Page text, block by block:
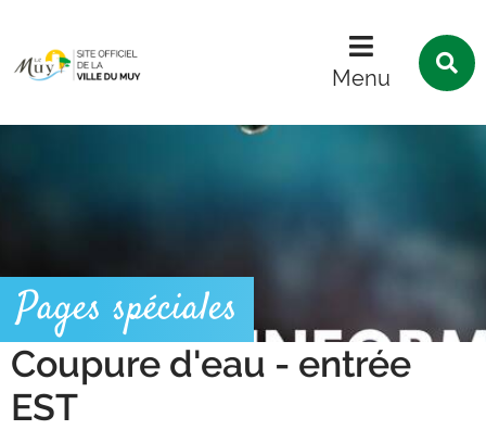
Menu
Pages spéciales
Coupure d'eau - entrée
EST